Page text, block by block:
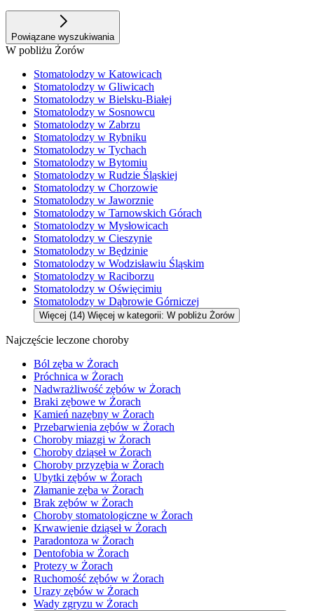
Powiązane wyszukiwania
W pobliżu Żorów
Stomatolodzy w Katowicach
Stomatolodzy w Gliwicach
Stomatolodzy w Bielsku-Białej
Stomatolodzy w Sosnowcu
Stomatolodzy w Zabrzu
Stomatolodzy w Rybniku
Stomatolodzy w Tychach
Stomatolodzy w Bytomiu
Stomatolodzy w Rudzie Śląskiej
Stomatolodzy w Chorzowie
Stomatolodzy w Jaworznie
Stomatolodzy w Tarnowskich Górach
Stomatolodzy w Mysłowicach
Stomatolodzy w Cieszynie
Stomatolodzy w Będzinie
Stomatolodzy w Wodzisławiu Śląskim
Stomatolodzy w Raciborzu
Stomatolodzy w Oświęcimiu
Stomatolodzy w Dąbrowie Górniczej
Więcej (14) Więcej w kategorii: W pobliżu Żorów
Najczęście leczone choroby
Ból zęba w Żorach
Próchnica w Żorach
Nadwrażliwość zębów w Żorach
Braki zębowe w Żorach
Kamień nazębny w Żorach
Przebarwienia zębów w Żorach
Choroby miazgi w Żorach
Choroby dziąseł w Żorach
Choroby przyzębia w Żorach
Ubytki zębów w Żorach
Złamanie zęba w Żorach
Brak zębów w Żorach
Choroby stomatologiczne w Żorach
Krwawienie dziąseł w Żorach
Paradontoza w Żorach
Dentofobia w Żorach
Protezy w Żorach
Ruchomość zębów w Żorach
Urazy zębów w Żorach
Wady zgryzu w Żorach